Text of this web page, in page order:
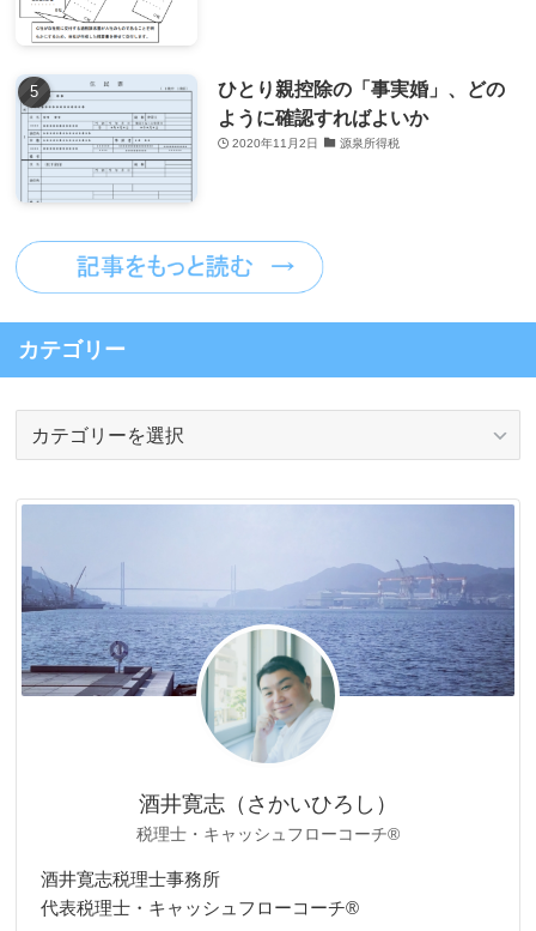
ひとり親控除の「事実婚」、どの
ように確認すればよいか
2020年11月2日 源泉所得税
カテゴリー
リ
酒井寛志（さかいひろし）
税理士・キャッシュフローコーチ®
酒井寛志税理士事務所
代表税理士・キャッシュフローコーチ®